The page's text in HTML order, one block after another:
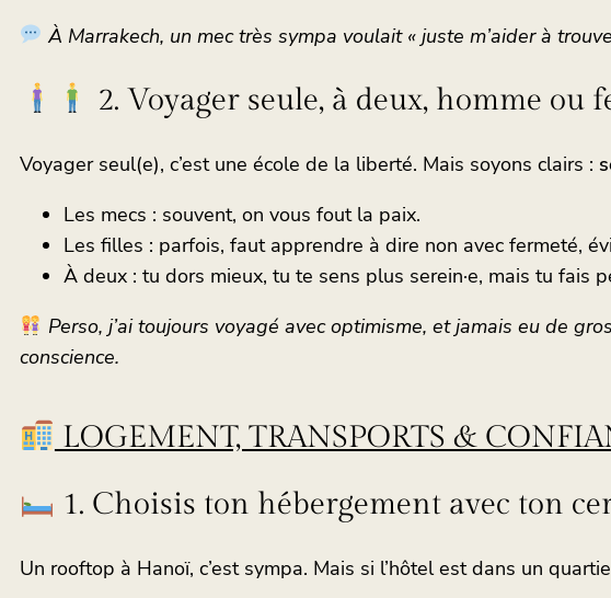
À Marrakech, un mec très sympa voulait « juste m’aider à
2. Voyager seule, à deux, homme ou
Voyager seul(e), c’est une école de la liberté. Mais soyons clairs :
Les mecs : souvent, on vous fout la paix.
Les filles : parfois, faut apprendre à dire non avec fermeté,
À deux : tu dors mieux, tu te sens plus serein·e, mais tu fais
Perso, j’ai toujours voyagé avec optimisme, et jamais eu de
conscience.
LOGEMENT, TRANSPORTS &
1. Choisis ton hébergement avec ton
Un rooftop à Hanoï, c’est sympa. Mais si l’hôtel est dans un